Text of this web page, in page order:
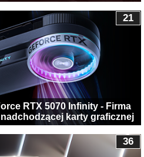
RTX 5070 Infinity - Firma
karty graficznej
21
36